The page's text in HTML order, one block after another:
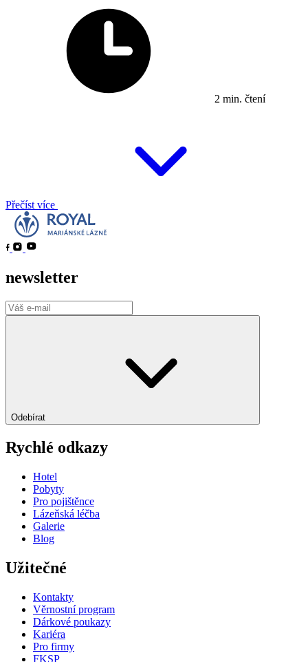
2 min. čtení
Přečíst více
newsletter
Odebírat
Rychlé odkazy
Hotel
Pobyty
Pro pojištěnce
Lázeňská léčba
Galerie
Blog
Užitečné
Kontakty
Věrnostní program
Dárkové poukazy
Kariéra
Pro firmy
FKSP